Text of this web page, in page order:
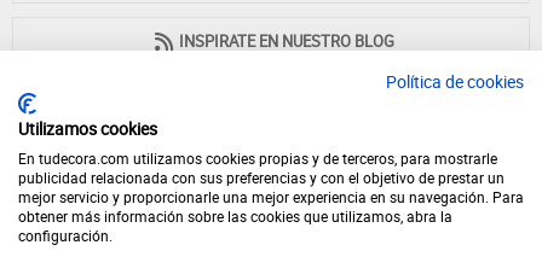
INSPIRATE EN NUESTRO BLOG
PAGO 100% SEGURO
Política de cookies
Utilizamos cookies
En tudecora.com utilizamos cookies propias y de terceros, para mostrarle
publicidad relacionada con sus preferencias y con el objetivo de prestar un
mejor servicio y proporcionarle una mejor experiencia en su navegación. Para
obtener más información sobre las cookies que utilizamos, abra la
configuración.